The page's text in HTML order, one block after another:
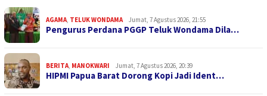
AGAMA, TELUK WONDAMA Jumat, 7 Agustus 2026, 21:55
Pengurus Perdana PGGP Teluk Wondama Dila…
BERITA, MANOKWARI Jumat, 7 Agustus 2026, 20:39
HIPMI Papua Barat Dorong Kopi Jadi Ident…